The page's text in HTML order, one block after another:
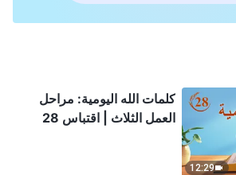
12:29
كلمات الله اليومية: مراحل
العمل الثلاث | اقتباس 28